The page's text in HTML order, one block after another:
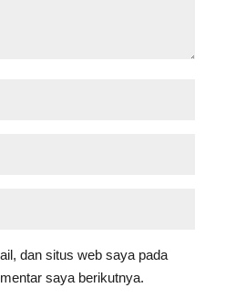
dan situs web saya pada
saya berikutnya.